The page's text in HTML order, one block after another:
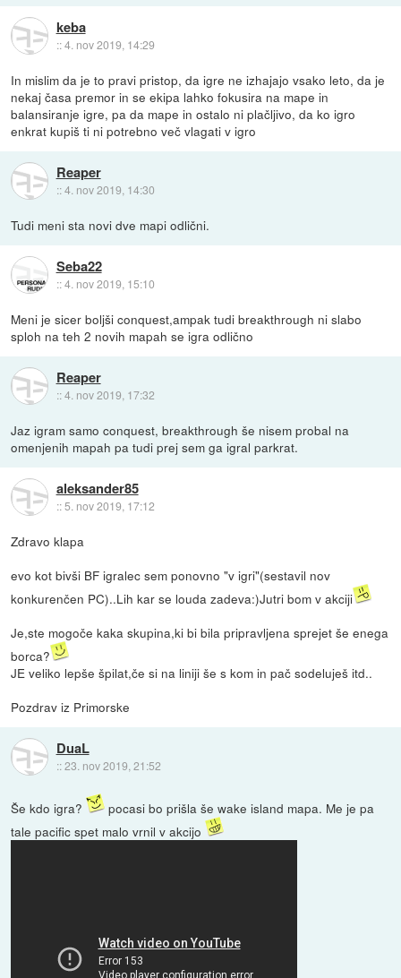
keba
::4. nov 2019, 14:29
In mislim da je to pravi pristop, da igre ne izhajajo vsako leto, da je
nekaj časa premor in se ekipa lahko fokusira na mape in
balansiranje igre, pa da mape in ostalo ni plačljivo, da ko igro
enkrat kupiš ti ni potrebno več vlagati v igro
Reaper
::4. nov 2019, 14:30
Tudi meni sta novi dve mapi odlični.
Seba22
::4. nov 2019, 15:10
Meni je sicer boljši conquest,ampak tudi breakthrough ni slabo
sploh na teh 2 novih mapah se igra odlično
Reaper
::4. nov 2019, 17:32
Jaz igram samo conquest, breakthrough še nisem probal na
omenjenih mapah pa tudi prej sem ga igral parkrat.
aleksander85
::5. nov 2019, 17:12
Zdravo klapa
evo kot bivši BF igralec sem ponovno "v igri"(sestavil nov
konkurenčen PC)..Lih kar se louda zadeva:)Jutri bom v akciji
Je,ste mogoče kaka skupina,ki bi bila pripravljena sprejet še enega
borca?
JE veliko lepše špilat,če si na liniji še s kom in pač sodeluješ itd..
Pozdrav iz Primorske
DuaL
::23. nov 2019, 21:52
Še kdo igra?
pocasi bo prišla še wake island mapa. Me je pa
tale pacific spet malo vrnil v akcijo